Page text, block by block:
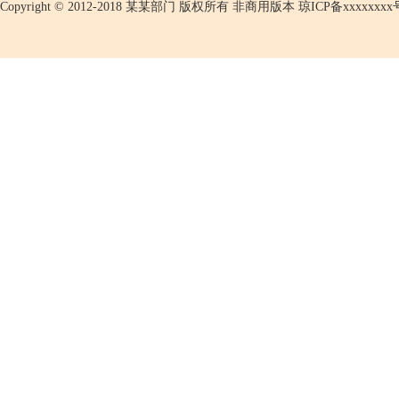
Copyright © 2012-2018 某某部门 版权所有 非商用版本 琼ICP备xxxxxxxx